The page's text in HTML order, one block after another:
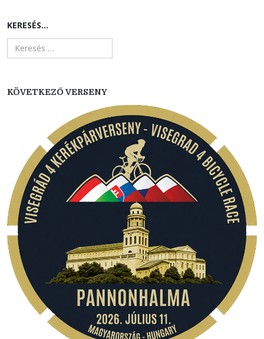
KERESÉS...
KÖVETKEZŐ VERSENY